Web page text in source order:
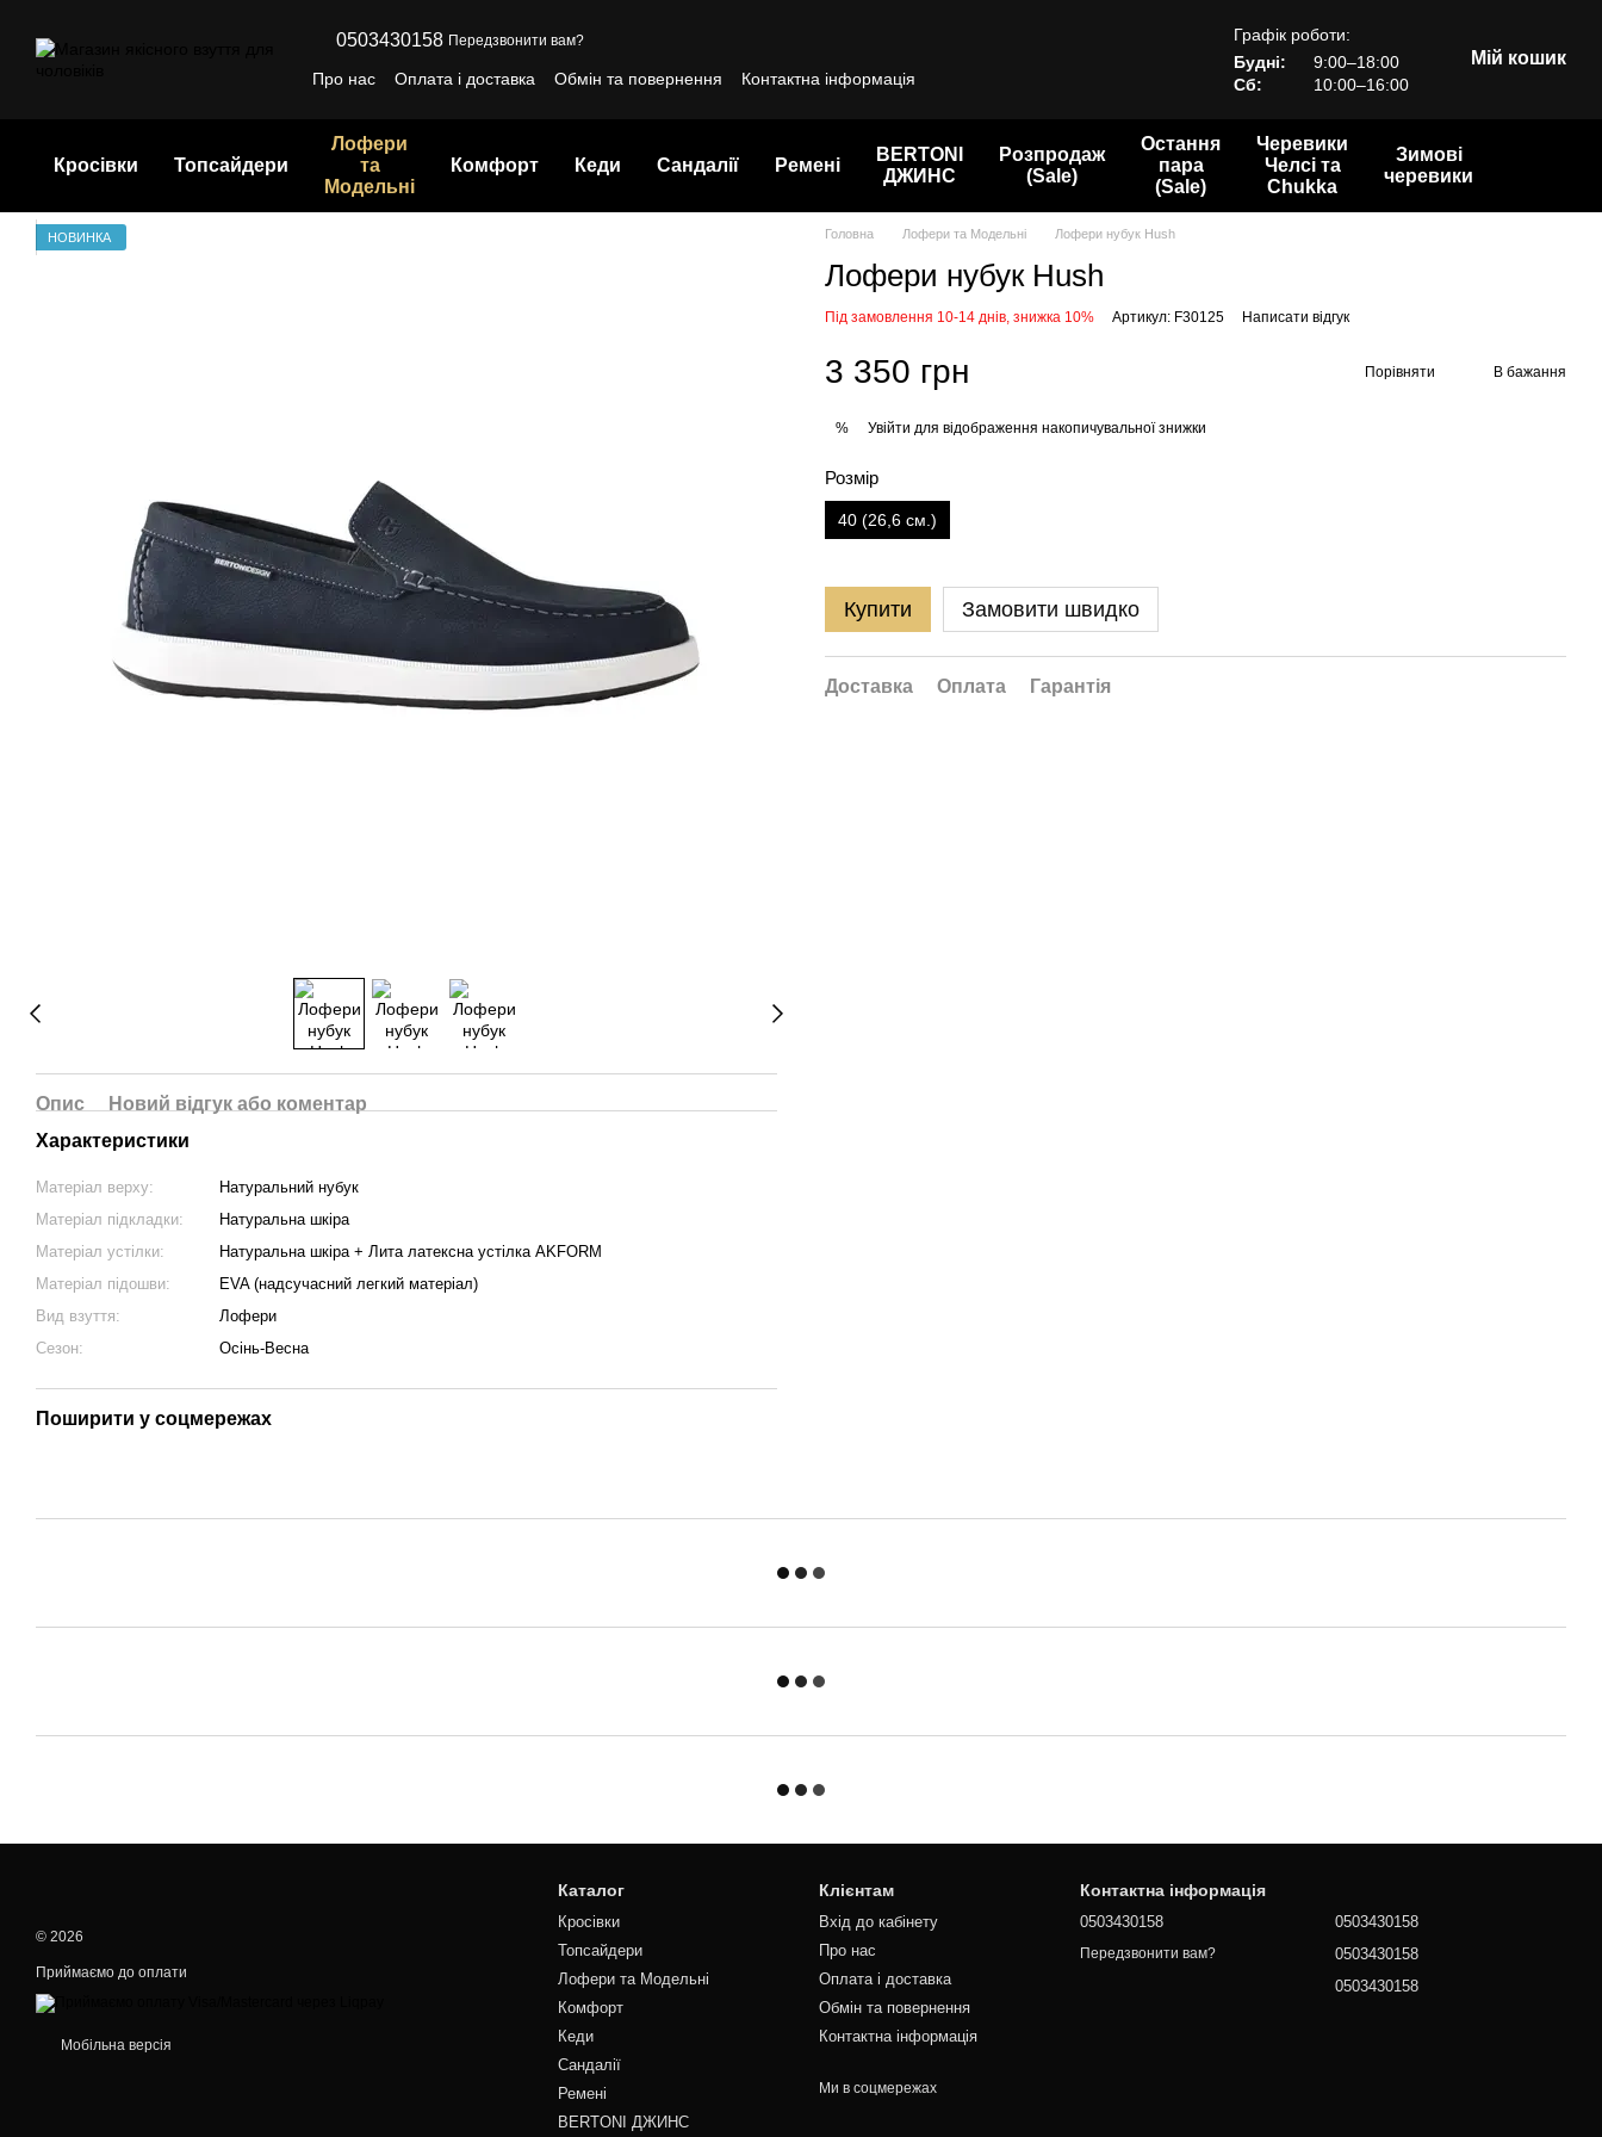
0503430158 Передзвонити вам?
Про нас Оплата і доставка Обмін та повернення Контактна інформація
Графік роботи:
Будні:
9:00–18:00
Сб:
10:00–16:00
Мій кошик
Кросівки Топсайдери
Лофери
та
Модельні
Комфорт Кеди Сандалії Ремені
BERTONI
ДЖИНС
Розпродаж
(Sale)
Остання
пара
(Sale)
Черевики
Челсі та
Chukka
Зимові
черевики
НОВИНКА
Опис
Новий відгук або коментар
Характеристики
Матеріал верху:
Натуральний нубук
Матеріал підкладки:
Натуральна шкіра
Матеріал устілки:
Натуральна шкіра + Лита латексна устілка AKFORM
Матеріал підошви:
EVA (надсучасний легкий матеріал)
Вид взуття:
Лофери
Сезон:
Осінь-Весна
Поширити у соцмережах
Головна Лофери та Модельні Лофери нубук Hush
Лофери нубук Hush
Під замовлення 10-14 днів, знижка 10% Артикул: F30125 Написати відгук
3 350 грн Порівняти В бажання
% Увійти для відображення накопичувальної знижки
Розмір
40 (26,6 см.)
Купити Замовити швидко
Доставка Оплата Гарантія
© 2026
Приймаємо до оплати
Мобільна версія
Каталог
Кросівки
Топсайдери
Лофери та Модельні
Комфорт
Кеди
Сандалії
Ремені
BERTONI ДЖИНС
Клієнтам
Вхід до кабінету
Про нас
Оплата і доставка
Обмін та повернення
Контактна інформація
Ми в соцмережах
Контактна інформація
0503430158
Передзвонити вам?
0503430158
0503430158
0503430158